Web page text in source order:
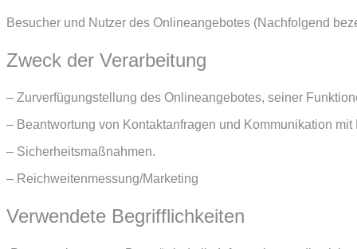
Besucher und Nutzer des Onlineangebotes (Nachfolgend
Zweck der Verarbeitung
– Zurverfügungstellung des Onlineangebotes, seiner
– Beantwortung von Kontaktanfragen und Kommunikation mit
– Sicherheitsmaßnahmen.
– Reichweitenmessung/Marketing
Verwendete Begrifflichkeiten